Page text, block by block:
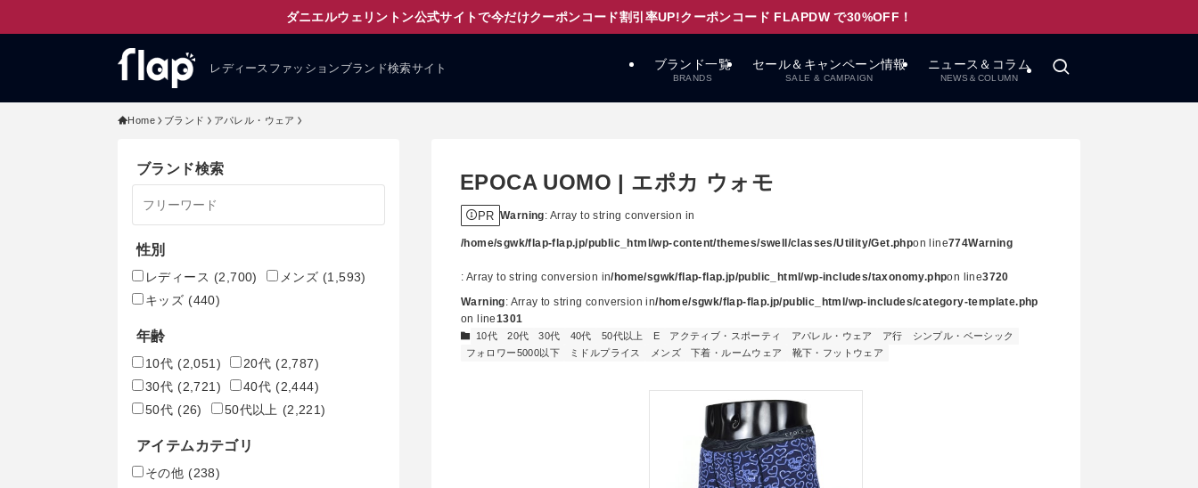
ダニエルウェリントン公式サイトで今だけクーポンコード割引率UP!クーポンコード FLAPDW で30%OFF！
レディースファッションブランド検索サイト ブランド一覧
BRANDS
セール＆キャンペーン情報
SALE & CAMPAIGN
ニュース＆コラム
NEWS＆COLUMN
Home ブランド アパレル・ウェア
EPOCA UOMO | エポカ ウォモ
PR Warning: Array to string conversion in
/home/sgwk/flap-flap.jp/public_html/wp-content/themes/swell/classes/Utility/Get.phpon line774Warning
: Array to string conversion in/home/sgwk/flap-flap.jp/public_html/wp-includes/taxonomy.phpon line3720
Warning: Array to string conversion in/home/sgwk/flap-flap.jp/public_html/wp-includes/category-template.php
on line1301
10代 20代 30代 40代 50代以上 E アクティブ・スポーティ アパレル・ウェア ア行
シンプル・ベーシック
フォロワー5000以下
ミドルプライス メンズ 下着・ルームウェア 靴下・フットウェア
ブランド検索
性別
レディース (2,700) メンズ (1,593)
キッズ (440)
年齢
10代 (2,051) 20代 (2,787)
30代 (2,721) 40代 (2,444)
50代 (26) 50代以上 (2,221)
アイテムカテゴリ
その他 (238)